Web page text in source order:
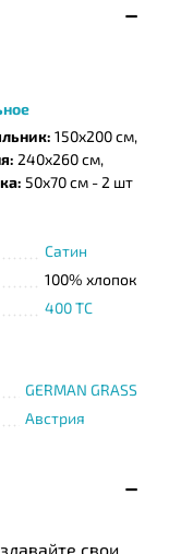
150x200 см,
240x260 см,
50x70 см - 2 шт
Сатин
100% хлопок
400 TC
GERMAN GRASS
Австрия
свои